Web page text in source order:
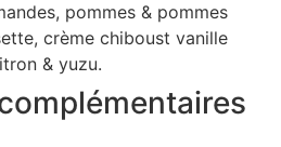
pommes & pommes
crème chiboust vanille
& yuzu.